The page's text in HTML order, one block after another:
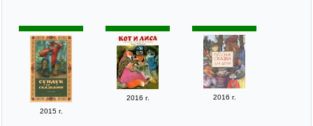
2015 г.
2016 г. 2016 г.